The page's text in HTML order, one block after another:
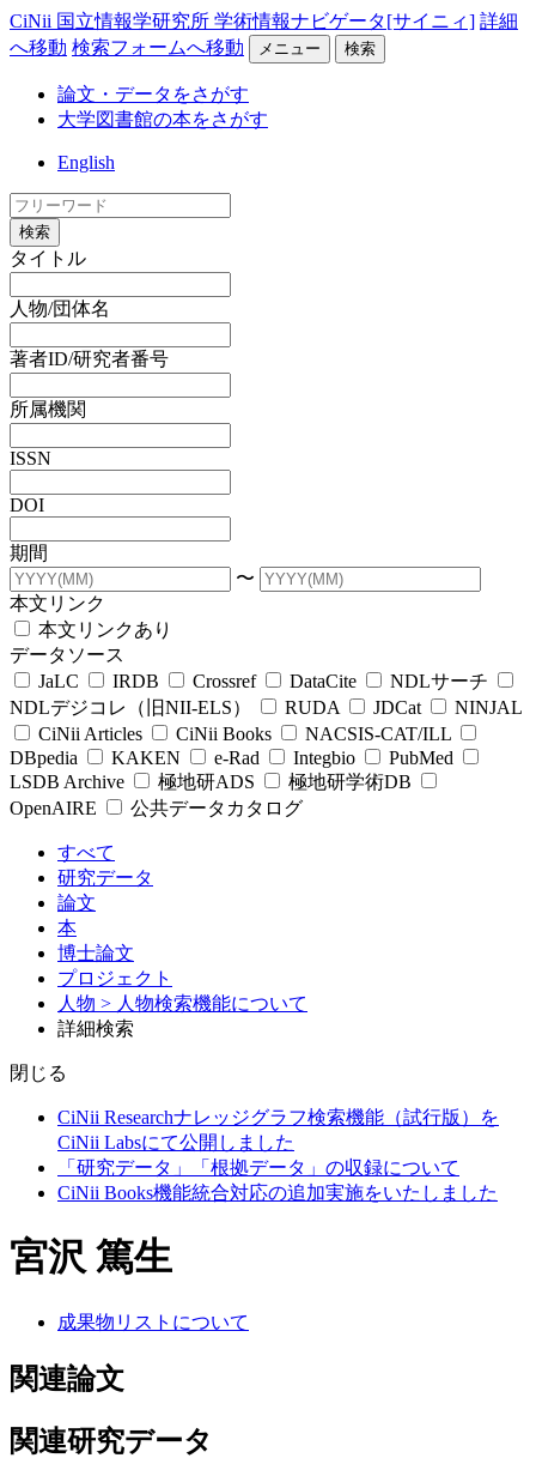
CiNii 国立情報学研究所 学術情報ナビゲータ[サイニィ] 詳細
へ移動 検索フォームへ移動 メニュー 検索
論文・データをさがす
大学図書館の本をさがす
English
検索
タイトル
人物/団体名
著者ID/研究者番号
所属機関
ISSN
DOI
期間
〜
本文リンク
本文リンクあり
データソース
JaLC
IRDB Crossref DataCite
NDLサーチ
NDLデジコレ（旧NII-ELS）
RUDA JDCat
NINJAL
CiNii Articles
CiNii Books
NACSIS-CAT/ILL
DBpedia
KAKEN e-Rad Integbio
PubMed
LSDB Archive
極地研ADS
極地研学術DB
OpenAIRE
公共データカタログ
すべて
研究データ
論文
本
博士論文
プロジェクト
人物 > 人物検索機能について
詳細検索
閉じる
CiNii Researchナレッジグラフ検索機能（試行版）を
CiNii Labsにて公開しました
「研究データ」「根拠データ」の収録について
CiNii Books機能統合対応の追加実施をいたしました
宮沢 篤生
成果物リストについて
関連論文
関連研究データ